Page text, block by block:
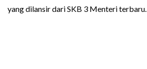
yang dilansir dari SKB 3 Menteri terbaru.